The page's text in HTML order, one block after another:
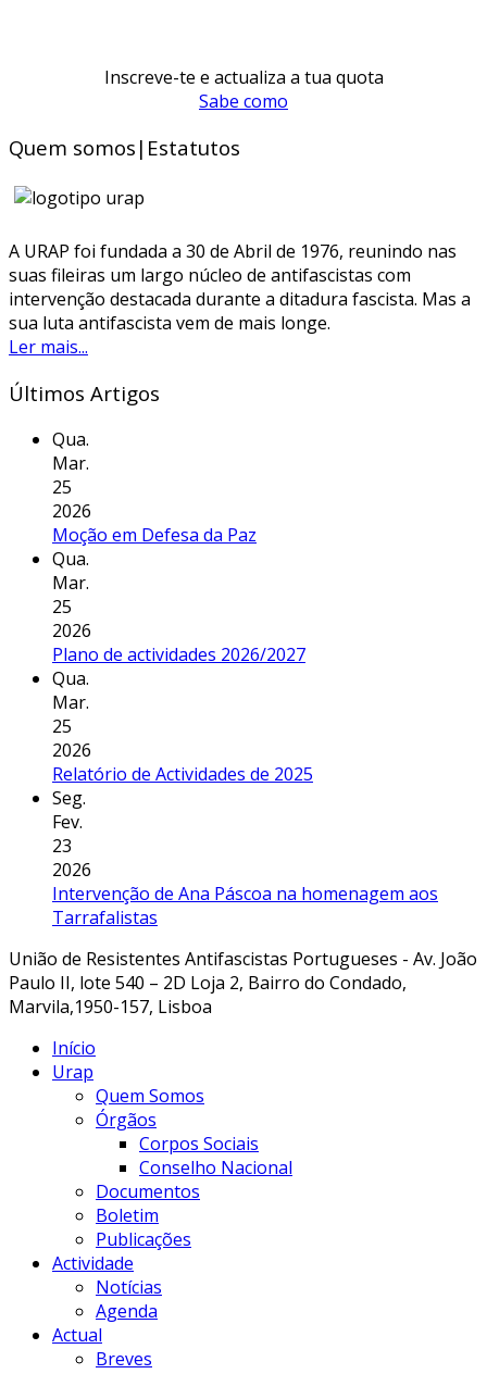
Inscreve-te e actualiza a tua quota
Sabe como
Quem somos|Estatutos
A URAP foi fundada a 30 de Abril de 1976, reunindo nas
suas fileiras um largo núcleo de antifascistas com
intervenção destacada durante a ditadura fascista. Mas a
sua luta antifascista vem de mais longe.
Ler mais...
Últimos Artigos
Qua.
Mar.
25
2026
Moção em Defesa da Paz
Qua.
Mar.
25
2026
Plano de actividades 2026/2027
Qua.
Mar.
25
2026
Relatório de Actividades de 2025
Seg.
Fev.
23
2026
Intervenção de Ana Páscoa na homenagem aos
Tarrafalistas
União de Resistentes Antifascistas Portugueses - Av. João
Paulo II, lote 540 – 2D Loja 2, Bairro do Condado,
Marvila,1950-157, Lisboa
Início
Urap
Quem Somos
Órgãos
Corpos Sociais
Conselho Nacional
Documentos
Boletim
Publicações
Actividade
Notícias
Agenda
Actual
Breves